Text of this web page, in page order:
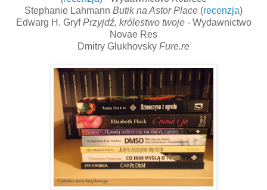
Stephanie Lahmann Butik na Astor Place (recenzja)
Edwarg H. GryfPrzyjdź, królestwo twoje - Wydawnictwo
Novae Res
Dmitry Glukhovsky Fure.re